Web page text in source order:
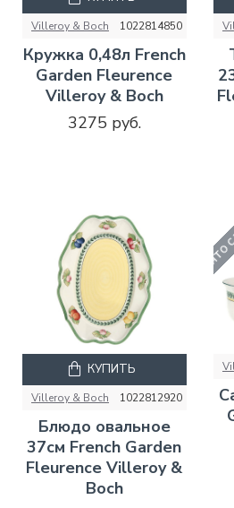
Villeroy & Boch 1022814850
Кружка 0,48л French
Garden Fleurence
Villeroy & Boch
3275 руб.
Villeroy & Boch 1022812920
Блюдо овальное
37см French Garden
Fleurence Villeroy &
Boch
КУПИТЬ